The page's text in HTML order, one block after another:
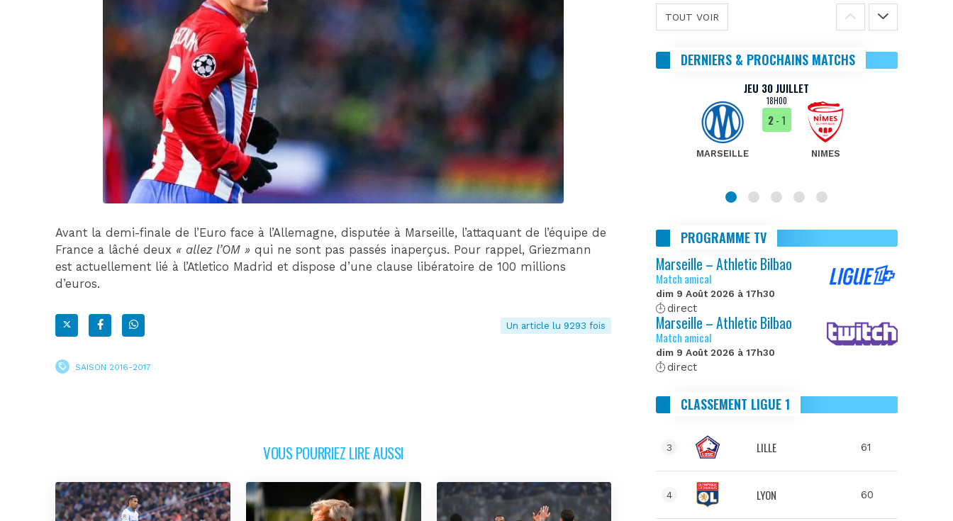
Avant la demi-finale de l’Euro face à l’Allemagne, disputée à Marseille, l’attaquant de l’équipe de
France a lâché deux « allez l’OM » qui ne sont pas passés inaperçus. Pour rappel, Griezmann
est actuellement lié à l’Atletico Madrid et dispose d’une clause libératoire de 100 millions
d’euros.
Un article lu 9293 fois
SAISON 2016-2017
VOUS POURRIEZ LIRE AUSSI
TOUT VOIR
DERNIERS & PROCHAINS MATCHS
MONACO
JEU 30 JUILLET
18H00
MARSEILLE
2- 1
NIMES
PROGRAMME TV
Marseille – Athletic Bilbao
Match amical
dim 9 Août 2026 à 17h30
direct
Marseille – Athletic Bilbao
Match amical
dim 9 Août 2026 à 17h30
direct
CLASSEMENT LIGUE 1
3 LILLE 61
4 LYON 60